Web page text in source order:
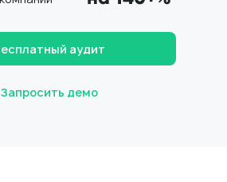
Запросить демо
аудит